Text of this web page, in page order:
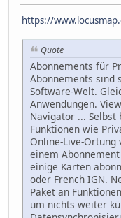
https://
Quote
Abonnements für
Abonnements sind
Software-Welt.
Anwendungen.
Navigator ...
Funktionen wie
Online-Live-
einem
einige Karten
oder French IGN.
Paket an
um nichts weiter